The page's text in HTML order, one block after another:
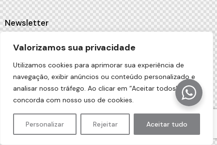
Valorizamos sua privacidade
Utilizamos cookies para aprimorar sua experiência de
navegação, exibir anúncios ou conteúdo personalizado e
analisar nosso tráfego. Ao clicar em “Aceitar todos”, você
concorda com nosso uso de cookies.
Personalizar Rejeitar Aceitar tudo
Newsletter
[mc4wp_form id="461" element_id="style-10"]
AncoraThemes© {{Y}}. All Rights Reserved.